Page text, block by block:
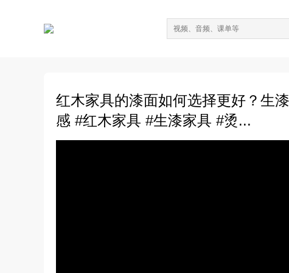
红木家具的漆面如何选择更好？生
感 #红木家具 #生漆家具 #烫...